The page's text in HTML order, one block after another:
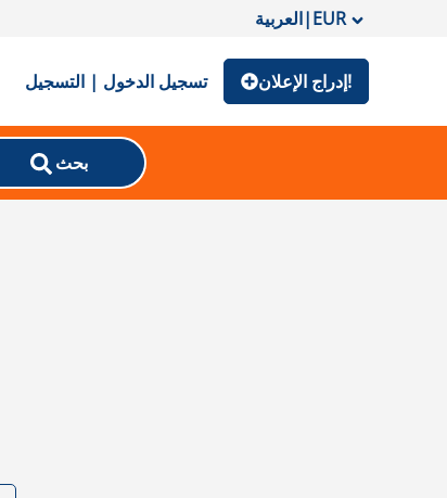
العربية|EUR
تسجيل الدخول | التسجيل إدراج الإعلان!
بحث